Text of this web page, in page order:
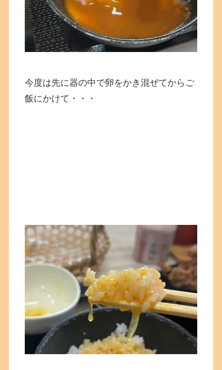
今度は先に器の中で卵をかき混ぜてからご
飯にかけて・・・